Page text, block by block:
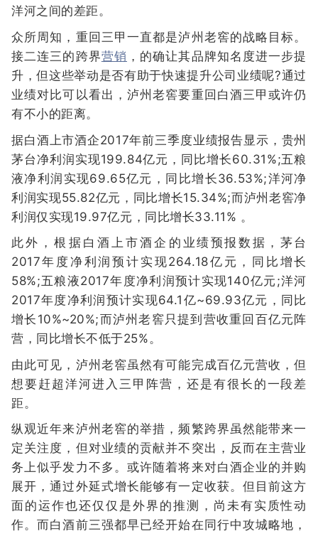
洋河之间的差距。
众所周知，重回三甲一直都是泸州老窖的战略目标。
接二连三的跨界营销 ，的确让其品牌知名度进一步提
升，但这些举动是否有助于快速提升公司业绩呢?通过
业绩对比可以看出，泸州老窖要重回白酒三甲或许仍
有不小的距离。
据白酒上市酒企2017年前三季度业绩报告显示，贵州
茅台净利润实现199.84亿元，同比增长60.31%;五粮
液净利润实现69.65亿元，同比增长36.53%;洋河净
利润实现55.82亿元，同比增长15.34%;而泸州老窖净
利润仅实现19.97亿元，同比增长33.11% 。
此外，根据白酒上市酒企的业绩预报数据，茅台
2017年度净利润预计实现264.18亿元，同比增长
58%;五粮液2017年度净利润预计实现140亿元;洋河
2017年度净利润预计实现64.1亿~69.93亿元，同比
增长10%~20%;而泸州老窖只提到营收重回百亿元阵
营，同比增长不低于25%。
由此可见，泸州老窖虽然有可能完成百亿元营收，但
想要赶超洋河进入三甲阵营，还是有很长的一段差
距。
纵观近年来泸州老窖的举措，频繁跨界虽然能带来一
定关注度，但对业绩的贡献并不突出，反而在主营业
务上似乎发力不多。或许随着将来对白酒企业的并购
展开，通过外延式增长能够有一定收获。但目前这方
面的运作也还仅仅是外界的推测，尚未有实质性动
作。而白酒前三强都早已经开始在同行中攻城略地，